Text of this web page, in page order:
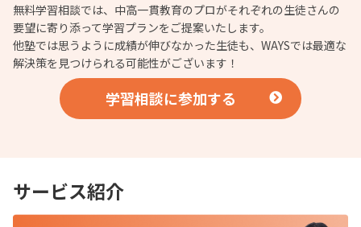
無料学習相談では、中高一貫教育のプロがそれぞれの生徒さんの
要望に寄り添って学習プランをご提案いたします。
他塾では思うように成績が伸びなかった生徒も、WAYSでは最適な
解決策を見つけられる可能性がございます！
学習相談に参加する
サービス紹介